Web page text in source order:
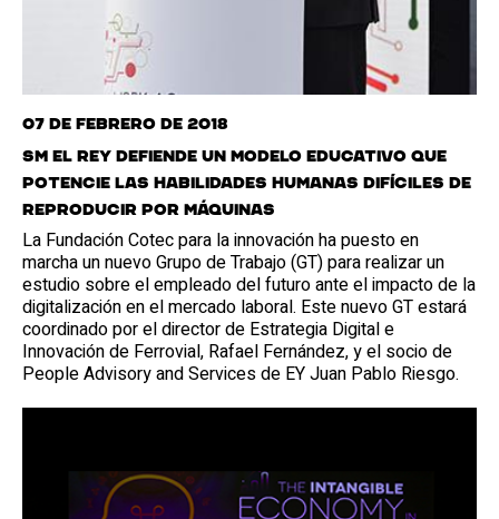
07 de febrero de 2018
SM el Rey defiende un modelo educativo que
potencie las habilidades humanas difíciles de
reproducir por máquinas
La Fundación Cotec para la innovación ha puesto en
marcha un nuevo Grupo de Trabajo (GT) para realizar un
estudio sobre el empleado del futuro ante el impacto de la
digitalización en el mercado laboral. Este nuevo GT estará
coordinado por el director de Estrategia Digital e
Innovación de Ferrovial, Rafael Fernández, y el socio de
People Advisory and Services de EY Juan Pablo Riesgo.